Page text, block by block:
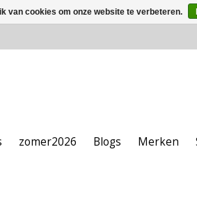
zomer2026 Blogs Merken
van cookies om onze website te verbeteren.